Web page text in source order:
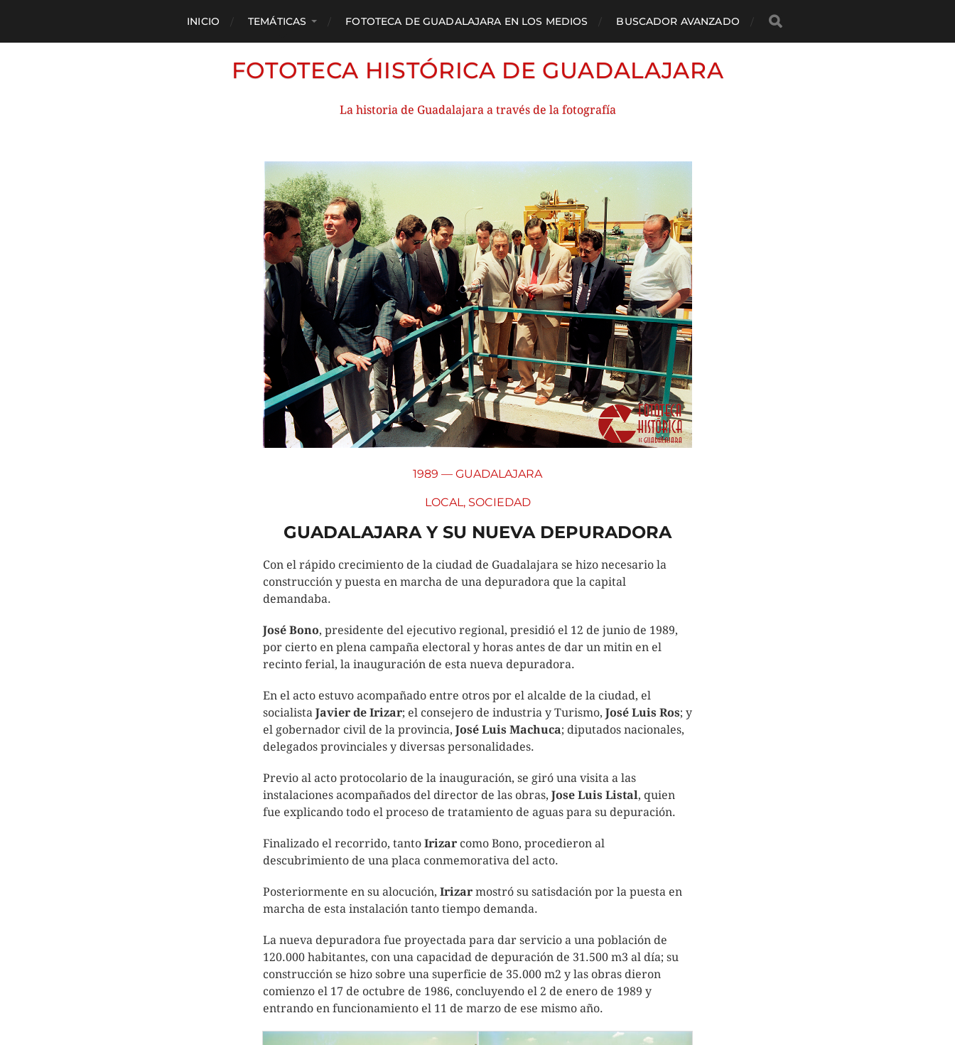
INICIO TEMÁTICAS FOTOTECA DE GUADALAJARA EN LOS MEDIOS BUSCADOR AVANZADO
FOTOTECA HISTÓRICA DE GUADALAJARA
La historia de Guadalajara a través de la fotografía
1989 — GUADALAJARA
LOCAL, SOCIEDAD
GUADALAJARA Y SU NUEVA DEPURADORA
Con el rápido crecimiento de la ciudad de Guadalajara se hizo necesario la
construcción y puesta en marcha de una depuradora que la capital
demandaba.
José Bono, presidente del ejecutivo regional, presidió el 12 de junio de 1989,
por cierto en plena campaña electoral y horas antes de dar un mitin en el
recinto ferial, la inauguración de esta nueva depuradora.
En el acto estuvo acompañado entre otros por el alcalde de la ciudad, el
socialista Javier de Irizar; el consejero de industria y Turismo, José Luis Ros; y
el gobernador civil de la provincia, José Luis Machuca; diputados nacionales,
delegados provinciales y diversas personalidades.
Previo al acto protocolario de la inauguración, se giró una visita a las
instalaciones acompañados del director de las obras, Jose Luis Listal, quien
fue explicando todo el proceso de tratamiento de aguas para su depuración.
Finalizado el recorrido, tanto Irizarcomo Bono, procedieron al
descubrimiento de una placa conmemorativa del acto.
Posteriormente en su alocución, Irizarmostró su satisdación por la puesta en
marcha de esta instalación tanto tiempo demanda.
La nueva depuradora fue proyectada para dar servicio a una población de
120.000 habitantes, con una capacidad de depuración de 31.500 m3 al día; su
construcción se hizo sobre una superficie de 35.000 m2 y las obras dieron
comienzo el 17 de octubre de 1986, concluyendo el 2 de enero de 1989 y
entrando en funcionamiento el 11 de marzo de ese mismo año.